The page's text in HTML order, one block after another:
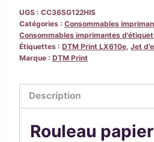
LX610e
UGS : CC36SG122HIS
Catégories : Consommables
Consommables imprimantes
Étiquettes : DTM Print LX610e, Jet
Marque : DTM Print
Description
Rouleau